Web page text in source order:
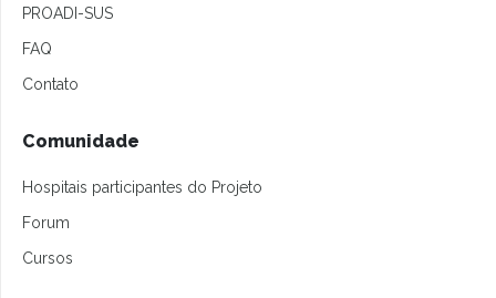
PROADI-SUS
FAQ
Contato
Comunidade
Hospitais participantes do Projeto
Forum
Cursos